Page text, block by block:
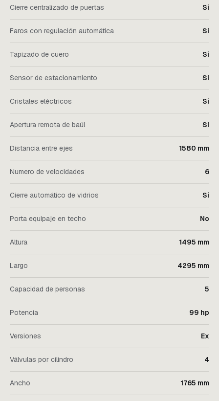
Cierre centralizado de puertas Sí
Faros con regulación automática Sí
Tapizado de cuero Sí
Sensor de estacionamiento Sí
Cristales eléctricos Sí
Apertura remota de baúl Sí
Distancia entre ejes 1580 mm
Numero de velocidades 6
Cierre automático de vidrios Sí
Porta equipaje en techo No
Altura 1495 mm
Largo 4295 mm
Capacidad de personas 5
Potencia 99 hp
Versiones Ex
Válvulas por cilindro 4
Ancho 1765 mm